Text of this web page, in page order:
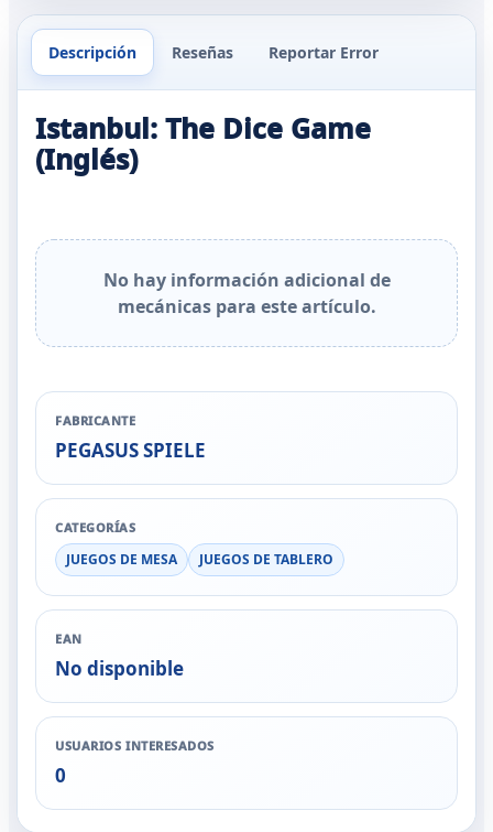
Descripción Reseñas Reportar Error
Istanbul: The Dice Game
(Inglés)
No hay información adicional de
mecánicas para este artículo.
FABRICANTE
PEGASUS SPIELE
CATEGORÍAS
JUEGOS DE MESA JUEGOS DE TABLERO
EAN
No disponible
USUARIOS INTERESADOS
0